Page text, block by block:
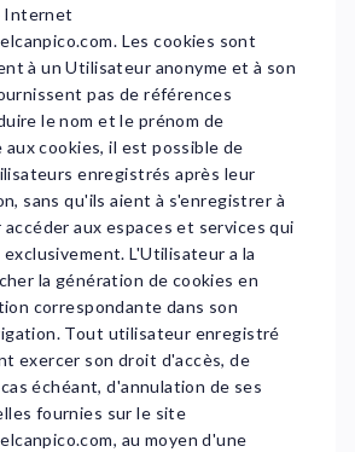
Internet
Les cookies sont
à un Utilisateur anonyme et à son
pas de références
le nom et le prénom de
cookies, il est possible de
enregistrés après leur
sans qu'ils aient à s'enregistrer à
aux espaces et services qui
L'Utilisateur a la
la génération de cookies en
correspondante dans son
Tout utilisateur enregistré
exercer son droit d'accès, de
échéant, d'annulation de ses
fournies sur le site
au moyen d'une